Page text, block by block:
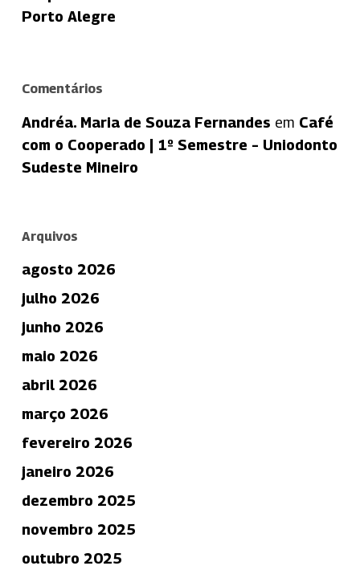
Porto Alegre
Comentários
Andréa. Maria de Souza Fernandes em Café
com o Cooperado | 1º Semestre – Uniodonto
Sudeste Mineiro
Arquivos
agosto 2026
julho 2026
junho 2026
maio 2026
abril 2026
março 2026
fevereiro 2026
janeiro 2026
dezembro 2025
novembro 2025
outubro 2025